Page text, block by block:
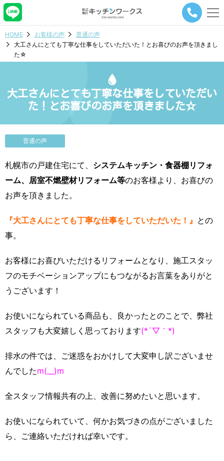
メ
ー
ビ
シ
ョ
タ
HOME お客様の声
普通の声
大工さんにとても丁寧な仕事をしていただいた！とお喜びのお声を頂きまし
た☆
大工さんにとても丁寧な仕事をしていただい
た！とお喜びのお声を頂きました☆
普通の声
札幌市の戸建住宅にて、 システムキッチン・食器棚リフォ
ーム、居室不燃壁材リフォーム等のお客様より、お喜びの
お声を頂きました。
『大工さんにとても丁寧な仕事をしていただいた！』 との
事。
お客様にお喜びいただけるリフォームとなり、施工スタッ
フのモチベーションアップにもつながるお言葉をありがと
うございます！
お使いになられている商品も、良かったとのことで、弊社
スタッフも大変嬉しく思っております(*´▽｀*)
排水の件では、ご迷惑をおかけして大変申し訳ございませ
んでしたm(__)m
全スタッフ情報共有の上、改善に努めたいと思います。
お使いになられていて、何かお気づきの点がございました
ら、ご連絡いただければ幸いです。